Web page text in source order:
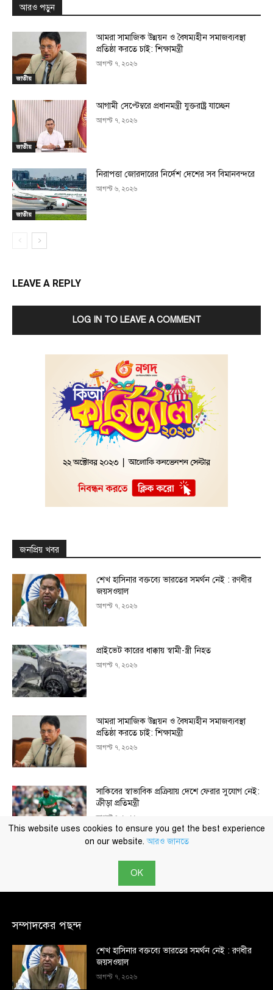
সম্পাদকের পছন্দ
শেখ হাসিনার বক্তব্যে ভারতের সমর্থন নেই : রণধীর
জয়সওয়াল
আগস্ট ৭, ২০২৬